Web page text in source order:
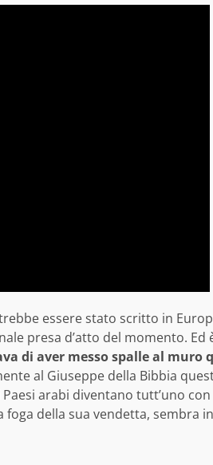
essere stato scritto in
presa d’atto del momento.
di aver messo spalle al muro
al Giuseppe della Bibbia
Paesi arabi diventano tutt’uno
della sua vendetta, sembra